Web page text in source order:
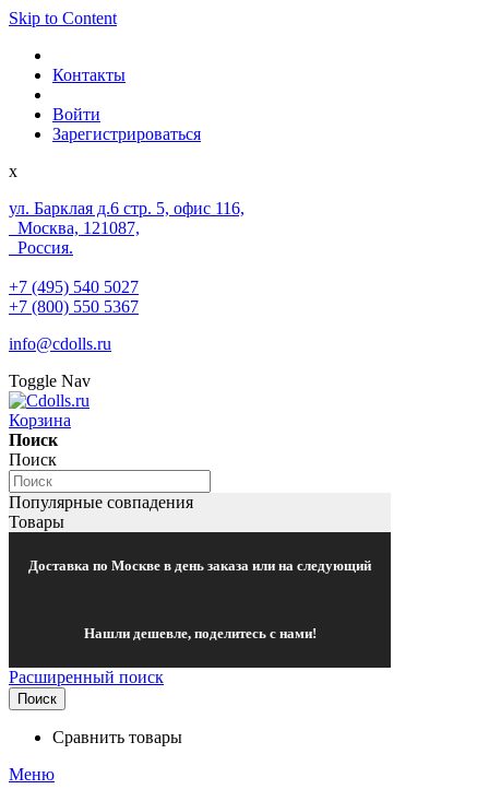
Skip to Content
Контакты
Войти
Зарегистрироваться
x
ул. Барклая д.6 стр. 5, офис 116,
Москва, 121087,
Россия.
+7 (495) 540 5027
+7 (800) 550 5367
info@cdolls.ru
Toggle Nav
Корзина
Поиск
Поиск
Популярные совпадения
Товары
Доставка по Москве в день заказа или на следующий
Нашли дешевле, поделитесь с нами!
Расширенный поиск
Поиск
Сравнить товары
Меню